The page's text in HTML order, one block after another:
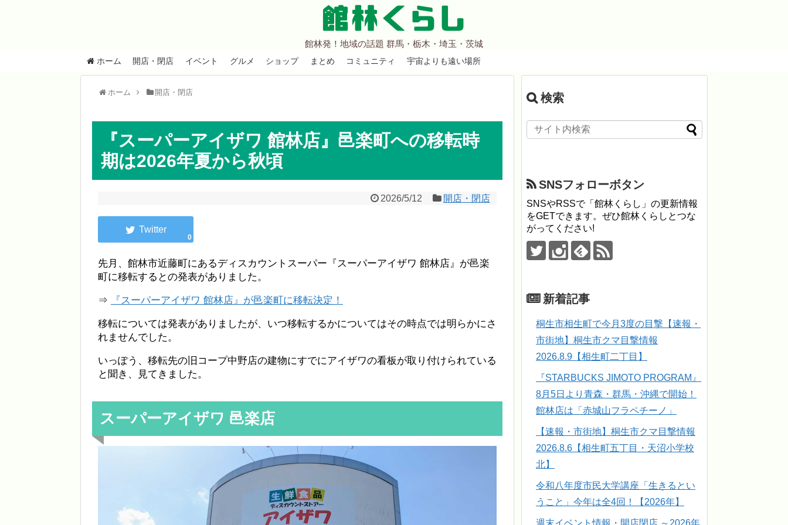
館林くらし
館林発！地域の話題 群馬・栃木・埼玉・茨城
ホーム 開店・閉店 イベント グルメ ショップ まとめ コミュニティ 宇宙よりも遠い場所
ホーム 開店・閉店
『スーパーアイザワ 館林店』邑楽町への移転時
期は2026年夏から秋頃
2026/5/12 開店・閉店
0
先月、館林市近藤町にあるディスカウントスーパー『スーパーアイザワ 館林店』が邑楽
町に移転するとの発表がありました。
⇒ 『スーパーアイザワ 館林店』が邑楽町に移転決定！
移転については発表がありましたが、いつ移転するかについてはその時点では明らかにさ
れませんでした。
いっぽう、移転先の旧コープ中野店の建物にすでにアイザワの看板が取り付けられている
と聞き、見てきました。
スーパーアイザワ 邑楽店
検索
SNSフォローボタン
SNSやRSSで「館林くらし」の更新情報
をGETできます。ぜひ館林くらしとつな
がってください!
新着記事
桐生市相生町で今月3度の目撃【速報・
市街地】桐生市クマ目撃情報
2026.8.9【相生町二丁目】
『STARBUCKS JIMOTO PROGRAM』
8月5日より青森・群馬・沖縄で開始！
館林店は「赤城山フラペチーノ」
【速報・市街地】桐生市クマ目撃情報
2026.8.6【相生町五丁目・天沼小学校
北】
令和八年度市民大学講座「生きるとい
うこと」今年は全4回！【2026年】